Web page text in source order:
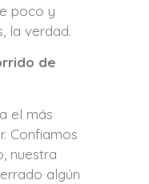
poco y
la verdad.
de
el más
Confiamos
nuestra
algún